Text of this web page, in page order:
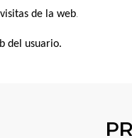
de la web
del usuario.